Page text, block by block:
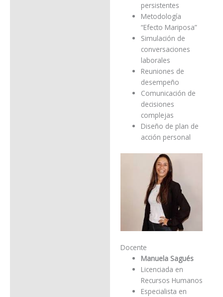
persistentes
Metodología
“Efecto Mariposa”
Simulación de
conversaciones
laborales
Reuniones de
desempeño
Comunicación de
decisiones
complejas
Diseño de plan de
acción personal
Docente
Manuela Sagués
Licenciada en
Recursos Humanos
Especialista en